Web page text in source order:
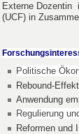
Externe Dozentin
(UCF) in
Politische
Rebound-
Anwendung
Regulierung
Reformen und